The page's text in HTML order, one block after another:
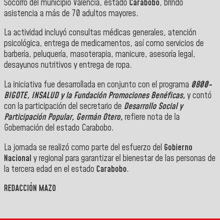
Socorro del municipio Valencia, estado Carabobo, brindó
asistencia a más de 70 adultos mayores.
La actividad incluyó consultas médicas generales, atención
psicológica, entrega de medicamentos, así como servicios de
barbería, peluquería, masoterapia, manicure, asesoría legal,
desayunos nutritivos y entrega de ropa.
La iniciativa fue desarrollada en conjunto con el programa 0800-
BIGOTE, INSALUD y la Fundación Promociones Benéficas, y contó
con la participación del secretario de Desarrollo Social y
Participación Popular, Germán Otero, refiere nota de la
Gobernación del estado Carabobo.
La jornada se realizó como parte del esfuerzo del Gobierno
Nacional y regional para garantizar el bienestar de las personas de
la tercera edad en el estado Carabobo.
REDACCIÓN MAZO